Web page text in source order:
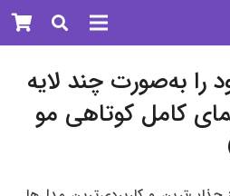
را به‌صورت چند لایه
کامل کوتاهی مو